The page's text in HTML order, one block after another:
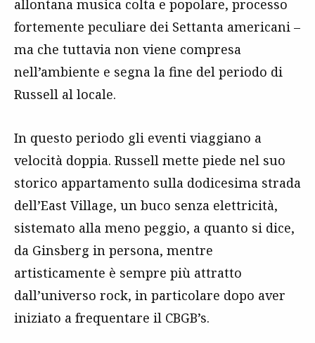
allontana musica colta e popolare, processo
fortemente peculiare dei Settanta americani –
ma che tuttavia non viene compresa
nell’ambiente e segna la fine del periodo di
Russell al locale.
In questo periodo gli eventi viaggiano a
velocità doppia. Russell mette piede nel suo
storico appartamento sulla dodicesima strada
dell’East Village, un buco senza elettricità,
sistemato alla meno peggio, a quanto si dice,
da Ginsberg in persona, mentre
artisticamente è sempre più attratto
dall’universo rock, in particolare dopo aver
iniziato a frequentare il CBGB’s.